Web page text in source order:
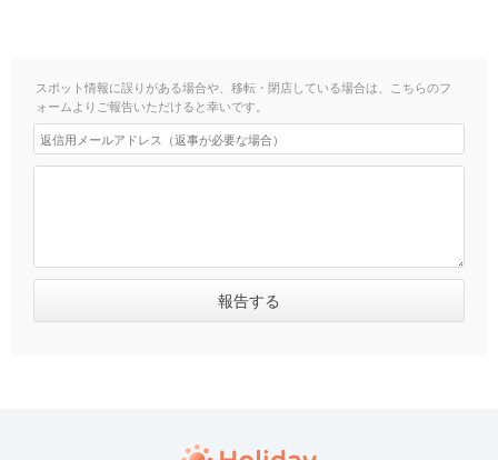
スポット情報に誤りがある場合や、移転・閉店している場合は、こちらのフ
ォームよりご報告いただけると幸いです。